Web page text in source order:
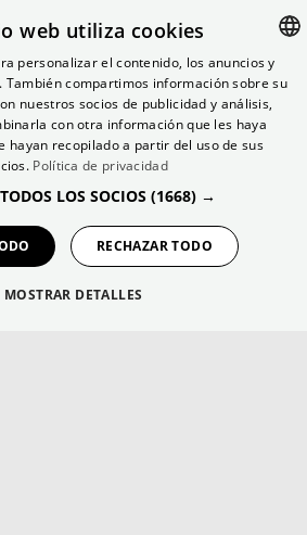
SPANISH
ENGLISH
web utiliza cookies
personalizar el contenido, los anuncios y
compartimos información sobre su
nuestros socios de publicidad y análisis,
con otra información que les haya
hayan recopilado a partir del uso de sus
Política de privacidad
LOS SOCIOS (1668) →
RECHAZAR TODO
MOSTRAR DETALLES